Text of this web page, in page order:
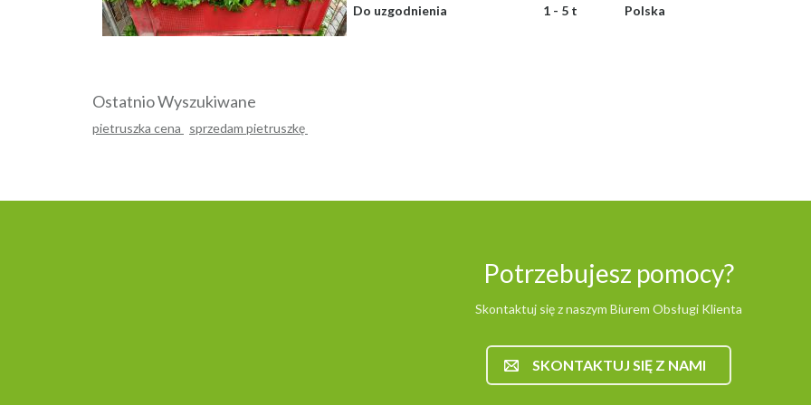
Do uzgodnienia
1 - 5 t
Polska
Ostatnio Wyszukiwane
pietruszka cena sprzedam pietruszkę
Potrzebujesz pomocy?
Skontaktuj się z naszym Biurem Obsługi Klienta
SKONTAKTUJ SIĘ Z NAMI